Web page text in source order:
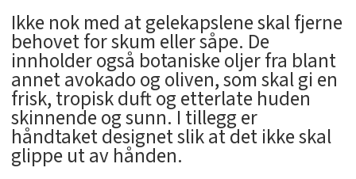
Ikke nok med at gelekapslene skal fjerne
behovet for skum eller såpe. De
innholder også botaniske oljer fra blant
annet avokado og oliven, som skal gi en
frisk, tropisk duft og etterlate huden
skinnende og sunn. I tillegg er
håndtaket designet slik at det ikke skal
glippe ut av hånden.